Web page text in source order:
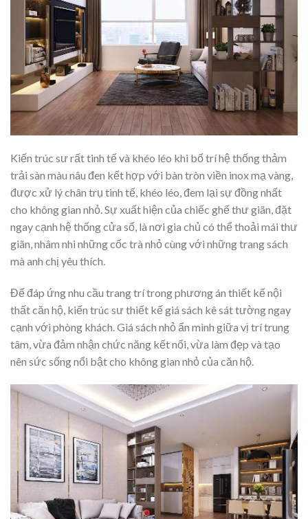
Kiến trúc sư rất tinh tế và khéo léo khi bố trí hệ thống thảm
trải sàn màu nâu đen kết hợp với bàn tròn viền inox mạ vàng,
được xử lý chân trụ tinh tế, khéo léo, đem lại sự đồng nhất
cho không gian nhỏ. Sự xuất hiện của chiếc ghế thư giãn, đặt
ngay cạnh hệ thống cửa sổ, là nơi gia chủ có thể thoải mái thư
giãn, nhâm nhi những cốc trà nhỏ cùng với những trang sách
mà anh chị yêu thích.
Để đáp ứng nhu cầu trang trí trong phương án thiết kế nội
thất căn hộ, kiến trúc sư thiết kế giá sách kê sát tường ngay
cạnh với phòng khách. Giá sách nhỏ ẩn mình giữa vị trí trung
tâm, vừa đảm nhận chức năng kết nối, vừa làm đẹp và tạo
nên sức sống nổi bật cho không gian nhỏ của căn hộ.